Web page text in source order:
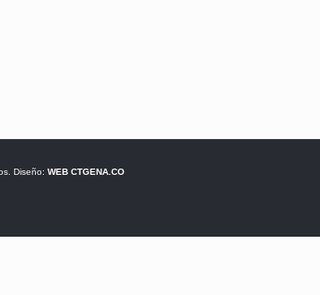
Diseño: WEB CTGENA.CO